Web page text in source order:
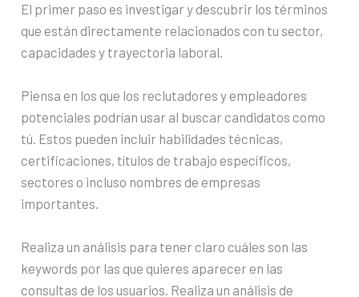
El primer paso es investigar y descubrir los términos
que están directamente relacionados con tu sector,
capacidades y trayectoria laboral.
Piensa en los que los reclutadores y empleadores
potenciales podrían usar al buscar candidatos como
tú. Estos pueden incluir habilidades técnicas,
certificaciones, títulos de trabajo específicos,
sectores o incluso nombres de empresas
importantes.
Realiza un análisis para tener claro cuáles son las
keywords por las que quieres aparecer en las
consultas de los usuarios. Realiza un análisis de